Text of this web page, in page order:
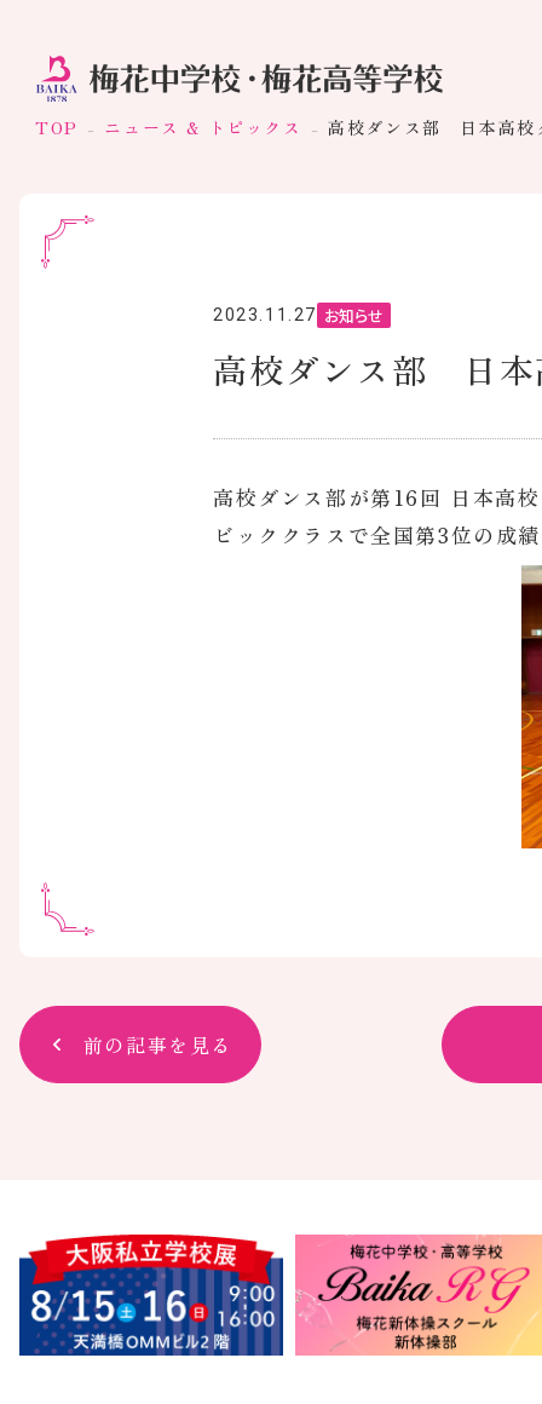
TOP ニュース & トピックス 高校ダンス部 日本高校
2023.11.27 お知らせ
高校ダンス部 日本
高校ダンス部が第16回 日本高
ビッククラスで全国第3位の成
前の記事を見る